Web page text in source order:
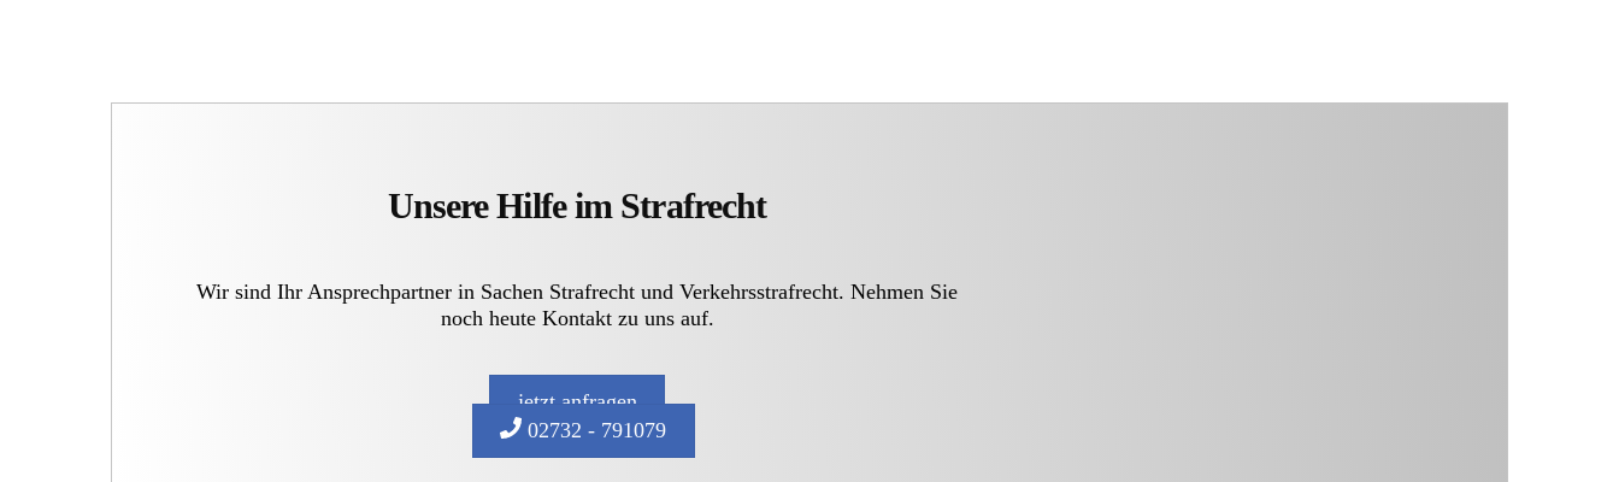
Unsere Hilfe im Strafrecht
Wir sind Ihr Ansprechpartner in Sachen Strafrecht und Verkehrsstrafrecht. Nehmen Sie
noch heute Kontakt zu uns auf.
jetzt anfragen
02732 - 791079